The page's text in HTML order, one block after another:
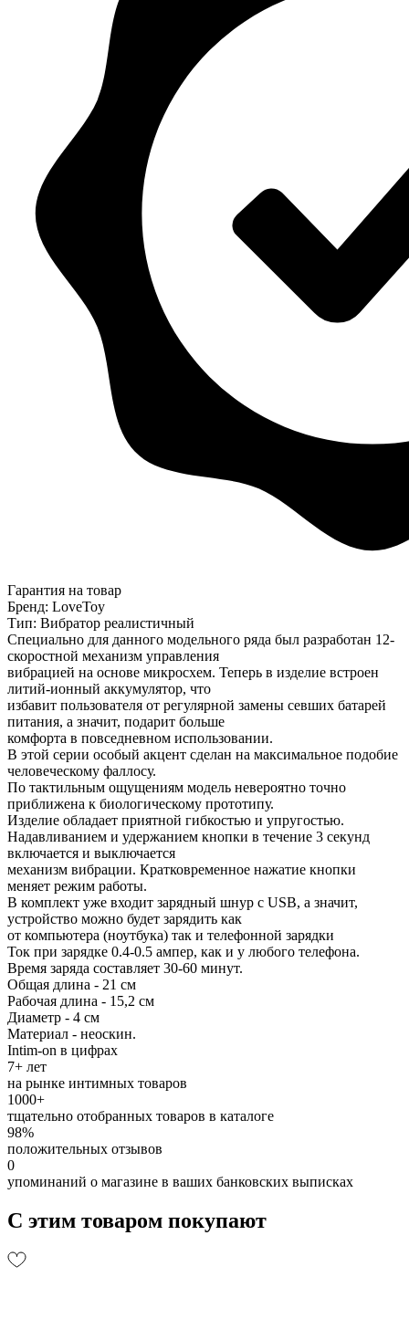
Гарантия на товар
Бренд: LoveToy
Тип: Вибратор реалистичный
Специально для данного модельного ряда был разработан 12-
скоростной механизм управления
вибрацией на основе микросхем. Теперь в изделие встроен
литий-ионный аккумулятор, что
избавит пользователя от регулярной замены севших батарей
питания, а значит, подарит больше
комфорта в повседневном использовании.
В этой серии особый акцент сделан на максимальное подобие
человеческому фаллосу.
По тактильным ощущениям модель невероятно точно
приближена к биологическому прототипу.
Изделие обладает приятной гибкостью и упругостью.
Надавливанием и удержанием кнопки в течение 3 секунд
включается и выключается
механизм вибрации. Кратковременное нажатие кнопки
меняет режим работы.
В комплект уже входит зарядный шнур с USB, а значит,
устройство можно будет зарядить как
от компьютера (ноутбука) так и телефонной зарядки
Ток при зарядке 0.4-0.5 ампер, как и у любого телефона.
Время заряда составляет 30-60 минут.
Общая длина - 21 см
Рабочая длина - 15,2 см
Диаметр - 4 см
Материал - неоскин.
Intim-on в цифрах
7+ лет
на рынке интимных товаров
1000+
тщательно отобранных товаров в каталоге
98%
положительных отзывов
0
упоминаний о магазине в ваших банковских выписках
С этим товаром покупают